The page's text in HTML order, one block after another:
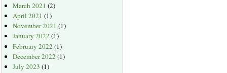
March 2021 (2)
April 2021 (1)
November 2021 (1)
January 2022 (1)
February 2022 (1)
December 2022 (1)
July 2023 (1)